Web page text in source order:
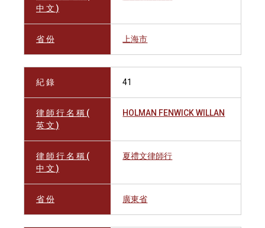
中 文 )
省 份 上海市
紀 錄 41
律 師 行 名 稱 (
英 文 )
HOLMAN FENWICK WILLAN
律 師 行 名 稱 (
中 文 )
夏禮文律師行
省 份 廣東省